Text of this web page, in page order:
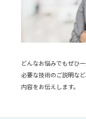
どんなお悩みでもぜひ
必要な技術のご説明な
内容をお伝えします。